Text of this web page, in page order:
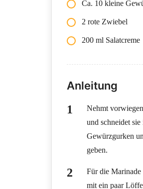
Ca. 10 kleine
2 rote Zwiebel
200 ml Salatcreme
Anleitung
Nehmt
und schneidet
Gewürzgurken
geben.
Für die Marinade
mit ein paar